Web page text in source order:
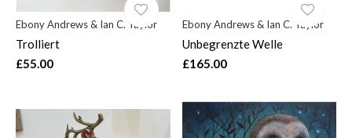
Ebony Andrews & Ian C. Taylor
Trolliert
£55.00
Ebony Andrews & Ian C. Taylor
Unbegrenzte Welle
£165.00